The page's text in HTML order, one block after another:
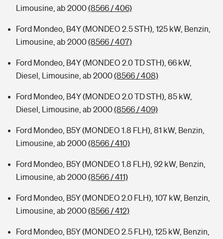
Limousine, ab 2000(8566 / 406)
Ford Mondeo, B4Y (MONDEO 2.5 STH), 125 kW, Benzin,
Limousine, ab 2000(8566 / 407)
Ford Mondeo, B4Y (MONDEO 2.0 TD STH), 66 kW,
Diesel, Limousine, ab 2000(8566 / 408)
Ford Mondeo, B4Y (MONDEO 2.0 TD STH), 85 kW,
Diesel, Limousine, ab 2000(8566 / 409)
Ford Mondeo, B5Y (MONDEO 1.8 FLH), 81 kW, Benzin,
Limousine, ab 2000(8566 / 410)
Ford Mondeo, B5Y (MONDEO 1.8 FLH), 92 kW, Benzin,
Limousine, ab 2000(8566 / 411)
Ford Mondeo, B5Y (MONDEO 2.0 FLH), 107 kW, Benzin,
Limousine, ab 2000(8566 / 412)
Ford Mondeo, B5Y (MONDEO 2.5 FLH), 125 kW, Benzin,